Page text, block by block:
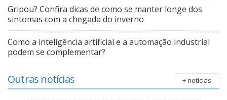
Gripou? Confira dicas de como se manter longe dos
sintomas com a chegada do inverno
Como a inteligência artificial e a automação industrial
podem se complementar?
Outras notícias + notícias